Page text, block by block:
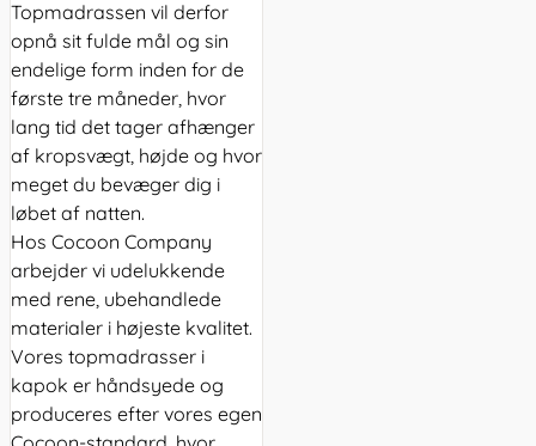
Topmadrassen vil derfor
opnå sit fulde mål og sin
endelige form inden for de
første tre måneder, hvor
lang tid det tager afhænger
af kropsvægt, højde og hvor
meget du bevæger dig i
løbet af natten.
Hos Cocoon Company
arbejder vi udelukkende
med rene, ubehandlede
materialer i højeste kvalitet.
Vores topmadrasser i
kapok er håndsyede og
produceres efter vores egen